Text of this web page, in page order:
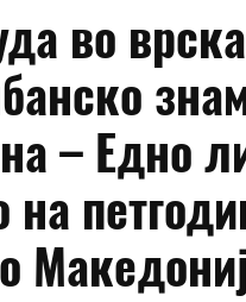
во
– Едно
на